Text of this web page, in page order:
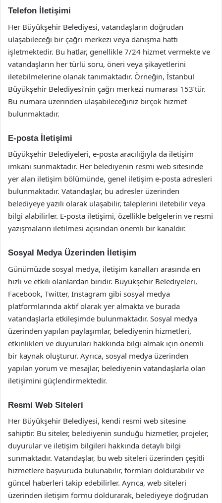
Telefon İletişimi
Her Büyükşehir Belediyesi, vatandaşların doğrudan
ulaşabileceği bir çağrı merkezi veya danışma hattı
işletmektedir. Bu hatlar, genellikle 7/24 hizmet vermekte ve
vatandaşların her türlü soru, öneri veya şikayetlerini
iletebilmelerine olanak tanımaktadır. Örneğin, İstanbul
Büyükşehir Belediyesi’nin çağrı merkezi numarası 153’tür.
Bu numara üzerinden ulaşabileceğiniz birçok hizmet
bulunmaktadır.
E-posta İletişimi
Büyükşehir Belediyeleri, e-posta aracılığıyla da iletişim
imkanı sunmaktadır. Her belediyenin resmi web sitesinde
yer alan iletişim bölümünde, genel iletişim e-posta adresleri
bulunmaktadır. Vatandaşlar, bu adresler üzerinden
belediyeye yazılı olarak ulaşabilir, taleplerini iletebilir veya
bilgi alabilirler. E-posta iletişimi, özellikle belgelerin ve resmi
yazışmaların iletilmesi açısından önemli bir kanaldır.
Sosyal Medya Üzerinden İletişim
Günümüzde sosyal medya, iletişim kanalları arasında en
hızlı ve etkili olanlardan biridir. Büyükşehir Belediyeleri,
Facebook, Twitter, Instagram gibi sosyal medya
platformlarında aktif olarak yer almakta ve burada
vatandaşlarla etkileşimde bulunmaktadır. Sosyal medya
üzerinden yapılan paylaşımlar, belediyenin hizmetleri,
etkinlikleri ve duyuruları hakkında bilgi almak için önemli
bir kaynak oluşturur. Ayrıca, sosyal medya üzerinden
yapılan yorum ve mesajlar, belediyenin vatandaşlarla olan
iletişimini güçlendirmektedir.
Resmi Web Siteleri
Her Büyükşehir Belediyesi, kendi resmi web sitesine
sahiptir. Bu siteler, belediyenin sunduğu hizmetler, projeler,
duyurular ve iletişim bilgileri hakkında detaylı bilgi
sunmaktadır. Vatandaşlar, bu web siteleri üzerinden çeşitli
hizmetlere başvuruda bulunabilir, formları doldurabilir ve
güncel haberleri takip edebilirler. Ayrıca, web siteleri
üzerinden iletişim formu doldurarak, belediyeye doğrudan